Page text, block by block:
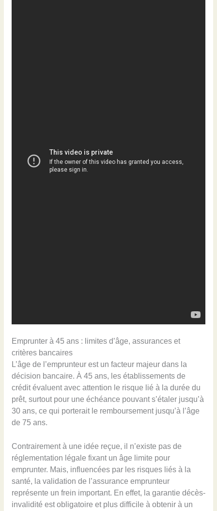
Emprunter à 45 ans : limites d’âge, assurances et
critères bancaires
L’âge de l’emprunteur est un facteur majeur dans la
décision bancaire. À 45 ans, les établissements de
crédit évaluent avec attention le risque lié à la durée du
prêt, surtout pour une échéance pouvant s’étaler jusqu’à
30 ans, ce qui porterait le remboursement jusqu’à l’âge
de 75 ans.
Contrairement à une idée reçue, il n’existe pas de
réglementation légale fixant un âge limite pour
emprunter. Mais, influencées par les risques liés à la
santé, la validation de l’assurance emprunteur
représente un frein important. En effet, la garantie décès-
invalidité est obligatoire et plus difficile à obtenir à un